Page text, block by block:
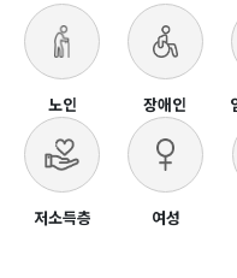
노인 장애인
저소득층 여성